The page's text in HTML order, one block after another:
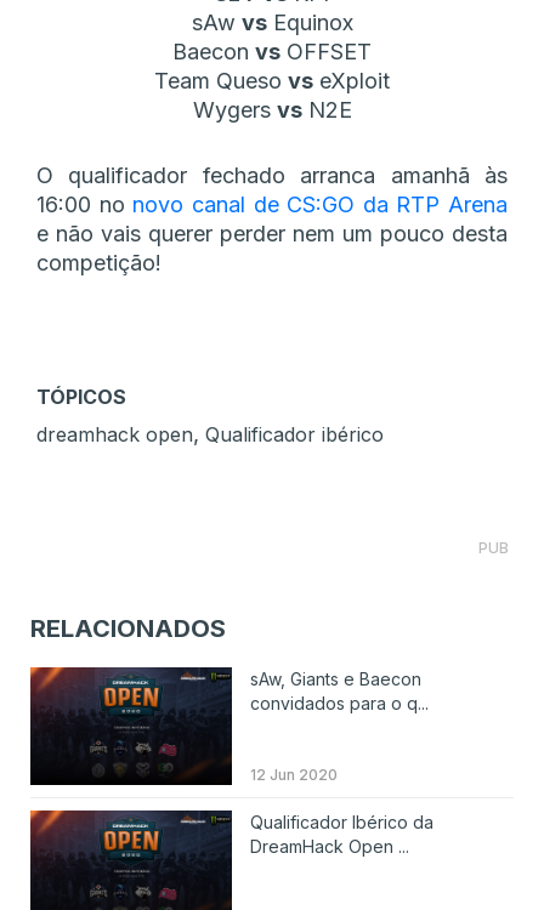
sAw vsEquinox
Baecon vs OFFSET
Team Queso vs eXploit
Wygers vsN2E
O qualificador fechado arranca amanhã às
16:00 no novo canal de CS:GO da RTP Arena
e não vais querer perder nem um pouco desta
competição!
TÓPICOS
dreamhack open, Qualificador ibérico
PUB
RELACIONADOS
sAw, Giants e Baecon
convidados para o q...
12 Jun 2020
Qualificador Ibérico da
DreamHack Open ...